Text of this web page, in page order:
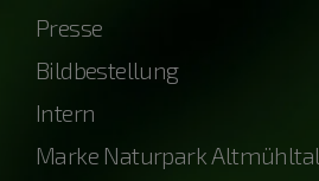
Presse
Bildbestellung
Intern
Marke Naturpark Altmühltal